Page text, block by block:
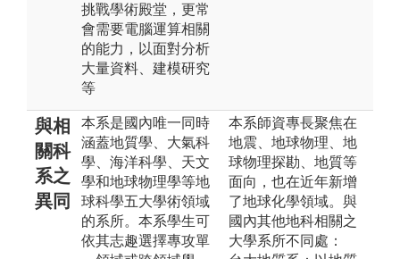
挑戰學術殿堂，更常
會需要電腦運算相關
的能力，以面對分析
大量資料、建模研究
等
與相
關科
系之
異同
本系是國內唯一同時
涵蓋地質學、大氣科
學、海洋科學、天文
學和地球物理學等地
球科學五大學術領域
的系所。本系學生可
依其志趣選擇專攻單
本系師資專長聚焦在
地震、地球物理、地
球物理探勘、地質等
面向，也在近年新增
了地球化學領域。與
國內其他地科相關之
大學系所不同處：